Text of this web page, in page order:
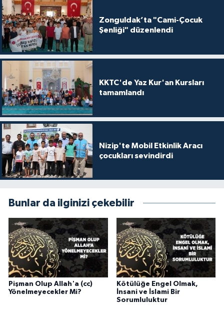
Zonguldak’ta "Cami-Çocuk
Şenliği" düzenlendi
KKTC'de Yaz Kur'an Kursları
tamamlandı
Nizip'te Mobil Etkinlik Aracı
çocukları sevindirdi
Bunlar da ilginizi çekebilir
Pişman Olup Allah'a (cc)
Yönelmeyecekler Mi?
Kötülüğe Engel Olmak,
İnsani ve İslami Bir
Sorumluluktur
Eskişehir Müftülüğü
Gaziantep Müftülüğü
Giresun Müftülüğü
Gümüşhane Müftülüğü
Hakkari Müftülüğü
Hatay Müftülüğü
Iğdır Müftülüğü
Isparta Müftülüğü
İstanbul Müftülüğü
İzmir Müftülüğü
Kahramanmaraş Müftülüğü